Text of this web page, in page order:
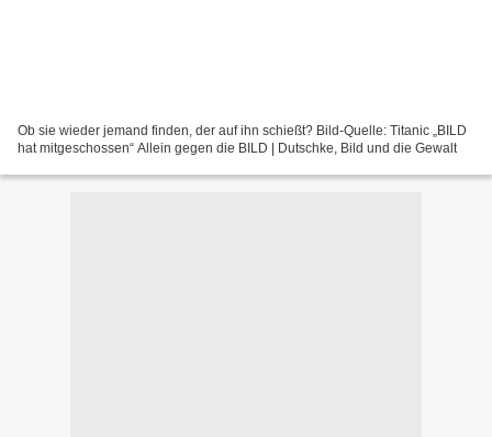
Ob sie wieder jemand finden, der auf ihn schießt? Bild-Quelle: Titanic „BILD
hat mitgeschossen“ Allein gegen die BILD | Dutschke, Bild und die Gewalt